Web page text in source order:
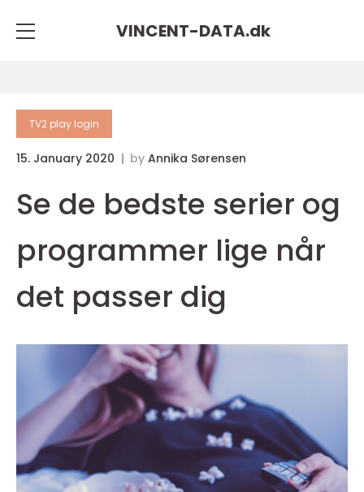
VINCENT-DATA.dk
TV2 play login
15. January 2020 by Annika Sørensen
Se de bedste serier og
programmer lige når
det passer dig